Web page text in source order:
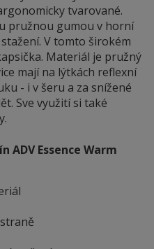
tvarované.
pružnou gumou v horní
V tomto širokém
Materiál je pružný
mají na lýtkách reflexní
- i v šeru a za snížené
Sve využití si také
ADV Essence Warm